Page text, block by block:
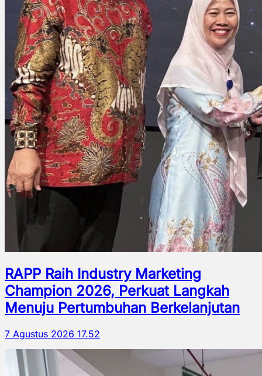
RAPP Raih Industry Marketing
Champion 2026, Perkuat Langkah
Menuju Pertumbuhan Berkelanjutan
7 Agustus 2026 17.52